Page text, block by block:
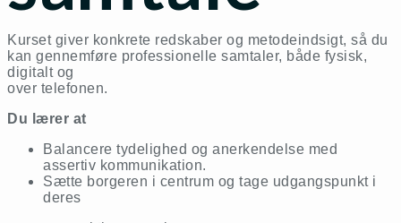
Kurset giver konkrete redskaber og metodeindsigt, så du
kan gennemføre professionelle samtaler, både fysisk,
digitalt og
over telefonen.
Du lærer at
Balancere tydelighed og anerkendelse med
assertiv kommunikation.
Sætte borgeren i centrum og tage udgangspunkt i
deres